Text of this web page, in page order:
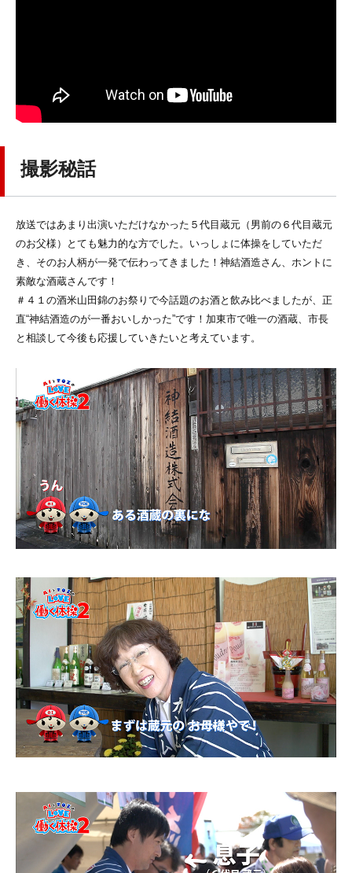
撮影秘話
放送ではあまり出演いただけなかった５代目蔵元（男前の６代目蔵元
のお父様）とても魅力的な方でした。いっしょに体操をしていただ
き、そのお人柄が一発で伝わってきました！神結酒造さん、ホントに
素敵な酒蔵さんです！
＃４１の酒米山田錦のお祭りで今話題のお酒と飲み比べましたが、正
直“神結酒造のが一番おいしかった”です！加東市で唯一の酒蔵、市長
と相談して今後も応援していきたいと考えています。